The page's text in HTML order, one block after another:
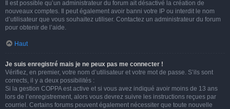
Il est possible qu’un administrateur du forum ait désactivé la création de
nouveaux comptes. Il peut également avoir banni votre IP ou interdit le nom
d’utilisateur que vous souhaitez utiliser. Contactez un administrateur du forum
pour obtenir de l’aide.
Haut
Je suis enregistré mais je ne peux pas me connecter !
Vérifiez, en premier, votre nom d’utilisateur et votre mot de passe. S’ils sont
corrects, il y a deux possibilités :
Si la gestion COPPA est active et si vous avez indiqué avoir moins de 13 ans
lors de l’enregistrement, alors vous devrez suivre les instructions reçues par
courriel. Certains forums peuvent également nécessiter que toute nouvelle